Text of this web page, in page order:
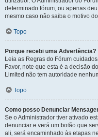
determinado fórum, ou apenas
mesmo caso não saiba o motivo
Topo
Porque recebi uma Advertência?
Leia as Regras do Fórum
Favor, note que esta é a decisão
Limited não tem autoridade
Topo
Como posso Denunciar
Se o Administrador tiver ativado
denunciar e verá um botão que
ali, será encaminhado às etapas